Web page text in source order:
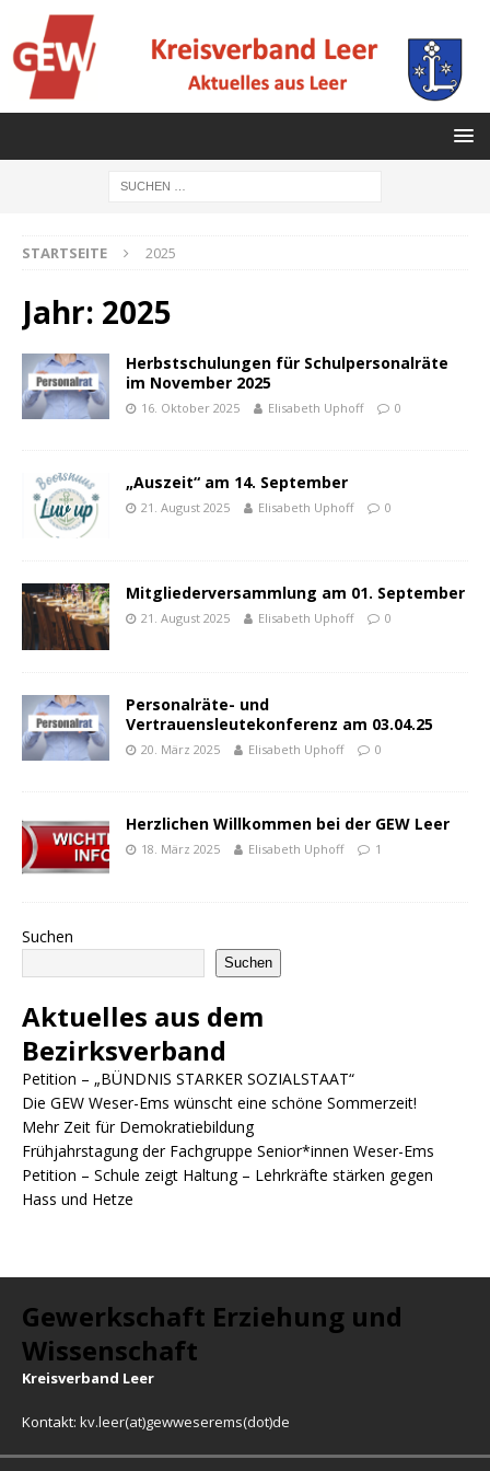
STARTSEITE 2025
Jahr: 2025
Herbstschulungen für Schulpersonalräte
im November 2025
16. Oktober 2025 Elisabeth Uphoff 0
„Auszeit“ am 14. September
21. August 2025 Elisabeth Uphoff 0
Mitgliederversammlung am 01. September
21. August 2025 Elisabeth Uphoff 0
Personalräte- und
Vertrauensleutekonferenz am 03.04.25
20. März 2025 Elisabeth Uphoff 0
Herzlichen Willkommen bei der GEW Leer
18. März 2025 Elisabeth Uphoff 1
Suchen
Suchen
Aktuelles aus dem
Bezirksverband
Petition – „BÜNDNIS STARKER SOZIALSTAAT“
Die GEW Weser-Ems wünscht eine schöne Sommerzeit!
Mehr Zeit für Demokratiebildung
Frühjahrstagung der Fachgruppe Senior*innen Weser-Ems
Petition – Schule zeigt Haltung – Lehrkräfte stärken gegen
Hass und Hetze
Gewerkschaft Erziehung und
Wissenschaft
Kreisverband Leer
Kontakt: kv.leer(at)gewweserems(dot)de